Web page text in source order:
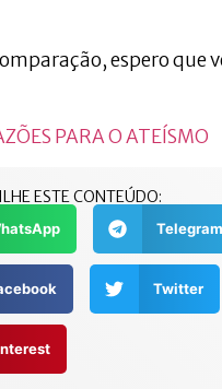
espero que
PARA O ATEÍSMO
ESTE CONTEÚDO:
Telegram
Twitter